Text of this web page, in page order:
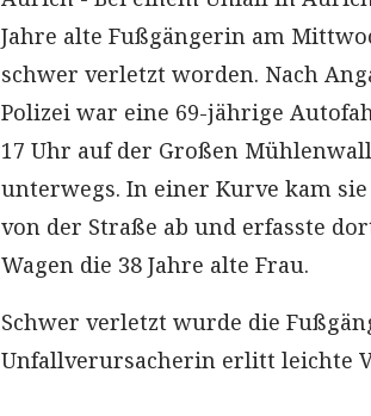
Jahre alte Fußgängerin am
schwer verletzt worden. Nach
Polizei war eine 69-jährige
17 Uhr auf der Großen
unterwegs. In einer Kurve kam
von der Straße ab und erfasste
Wagen die 38 Jahre alte Frau.
Schwer verletzt wurde die
Unfallverursacherin erlitt leichte